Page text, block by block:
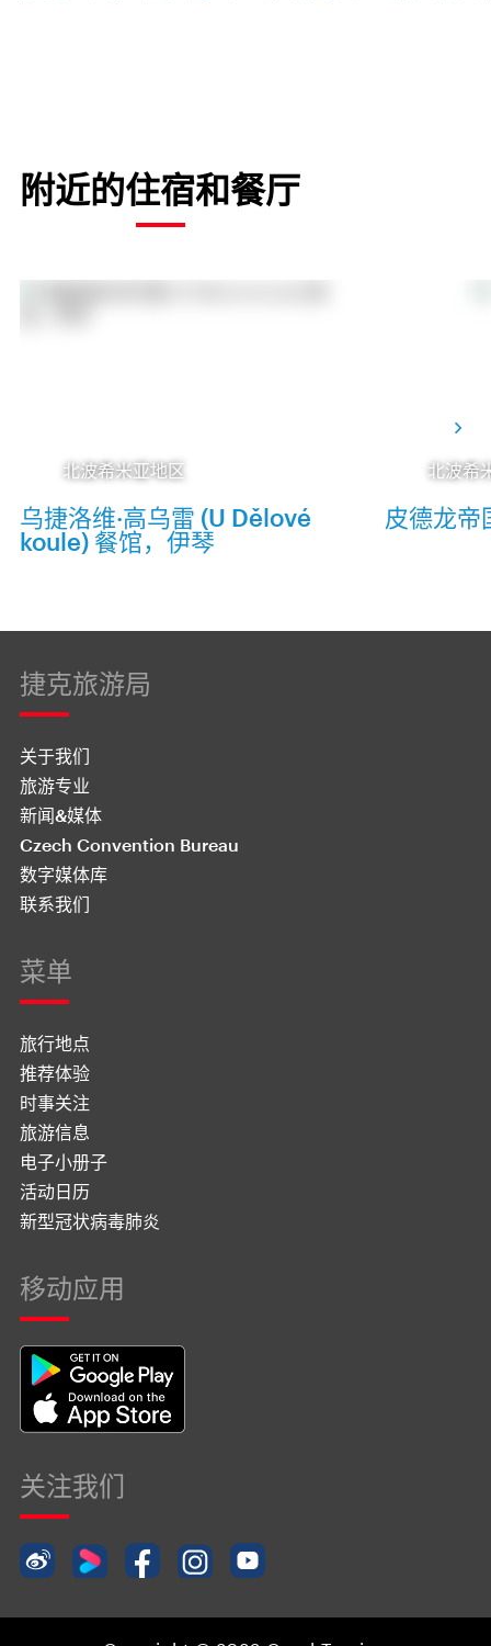
附近的住宿和餐厅
北波希米亚地区
乌捷洛维·高乌雷 (U Dělové
koule) 餐馆，伊琴
北波希
皮德龙帝
捷克旅游局
关于我们
旅游专业
新闻&媒体
Czech Convention Bureau
数字媒体库
联系我们
菜单
旅行地点
推荐体验
时事关注
旅游信息
电子小册子
活动日历
新型冠状病毒肺炎
移动应用
关注我们